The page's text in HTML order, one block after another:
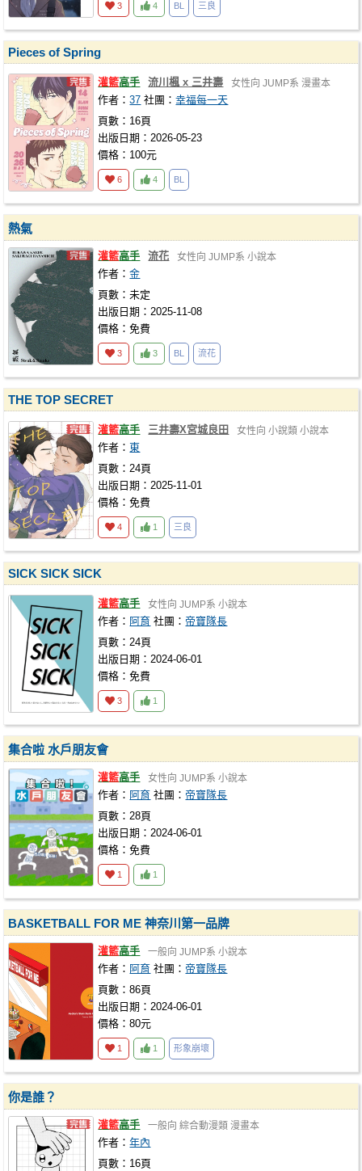
3 4 BL 三良
Pieces of Spring
灌籃高手 流川楓 x 三井壽 女性向 JUMP系 漫畫本
作者：37 社團：幸福每一天
頁數：16頁
出版日期：2026-05-23
價格：100元
6 4 BL
熱氣
灌籃高手 流花 女性向 JUMP系 小說本
作者：金
頁數：未定
出版日期：2025-11-08
價格：免費
3 3 BL 流花
THE TOP SECRET
灌籃高手 三井壽X宮城良田 女性向 小說類 小說本
作者：東
頁數：24頁
出版日期：2025-11-01
價格：免費
4 1 三良
SICK SICK SICK
灌籃高手 女性向 JUMP系 小說本
作者： 阿育 社團： 帝寶隊長
頁數：24頁
出版日期：2024-06-01
價格：免費
3 1
集合啦 水戶朋友會
灌籃高手 女性向 JUMP系 小說本
作者： 阿育 社團： 帝寶隊長
頁數：28頁
出版日期：2024-06-01
價格：免費
1 1
BASKETBALL FOR ME 神奈川第一品牌
灌籃高手 一般向 JUMP系 小說本
作者： 阿育 社團： 帝寶隊長
頁數：86頁
出版日期：2024-06-01
價格：80元
1 1 形象崩壞
你是誰？
灌籃高手 一般向 綜合動漫類 漫畫本
作者：年內
頁數：16頁